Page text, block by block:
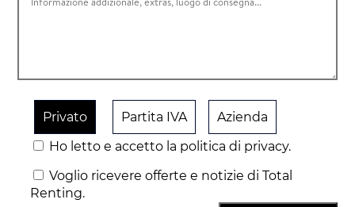
Privato Partita IVA
Azienda
Ho letto e accetto la politica di privacy.
Voglio ricevere offerte e notizie di Total
Renting.